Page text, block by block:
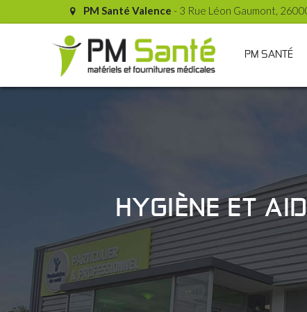
PM Santé Valence - 3 Rue Léon Gaumont,
PM SANTÉ
HYGIÈNE ET